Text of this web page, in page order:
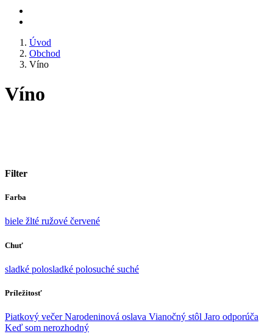
Úvod
Obchod
Víno
Víno
Filter
Farba
biele žlté ružové červené
Chuť
sladké polosladké polosuché suché
Príležitosť
Piatkový večerNarodeninová oslava Vianočný stôl Jaro odporúča
Keď som nerozhodný